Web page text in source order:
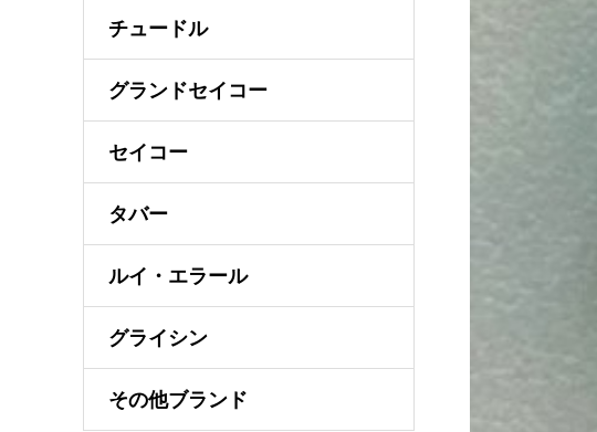
チュードル
グランドセイコー
セイコー
タバー
ルイ・エラール
グライシン
その他ブランド